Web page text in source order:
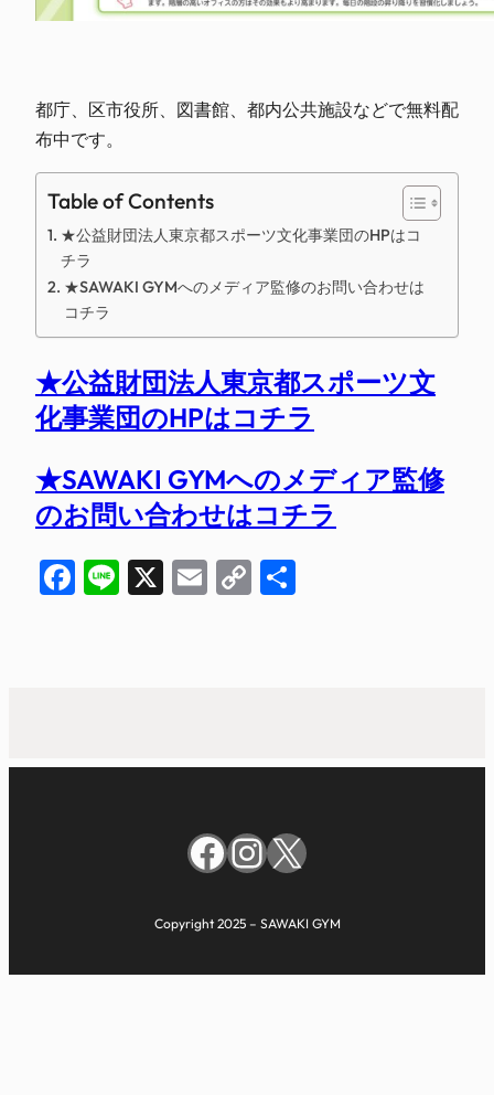
都庁、区市役所、図書館、都内公共施設などで無料配
布中です。
Table of Contents
★公益財団法人東京都スポーツ文化事業団のHPはコ
チラ
★SAWAKI GYMへのメディア監修のお問い合わせは
コチラ
★公益財団法人東京都スポーツ文
化事業団のHPはコチラ
★SAWAKI GYMへのメディア監修
のお問い合わせはコチラ
Facebook
Line
X EmailCopy
Facebook
Instagram
X
Copyright 2025 – SAWAKI GYM